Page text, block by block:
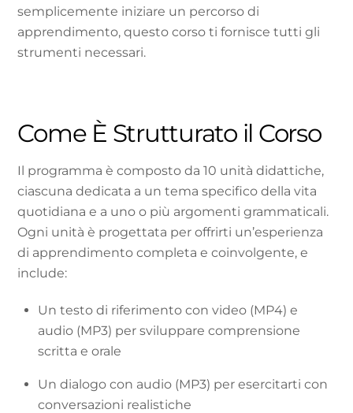
semplicemente iniziare un percorso di
apprendimento, questo corso ti fornisce tutti gli
strumenti necessari.
Come È Strutturato il Corso
Il programma è composto da 10 unità didattiche,
ciascuna dedicata a un tema specifico della vita
quotidiana e a uno o più argomenti grammaticali.
Ogni unità è progettata per offrirti un’esperienza
di apprendimento completa e coinvolgente, e
include:
Un testo di riferimento con video (MP4) e
audio (MP3) per sviluppare comprensione
scritta e orale
Un dialogo con audio (MP3) per esercitarti con
conversazioni realistiche